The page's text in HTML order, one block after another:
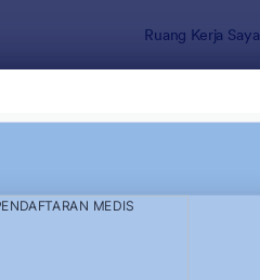
Ruang Kerja Saya
7 Template